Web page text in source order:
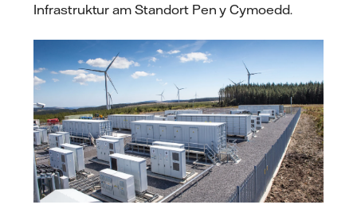
Infrastruktur am Standort Pen y Cymoedd.